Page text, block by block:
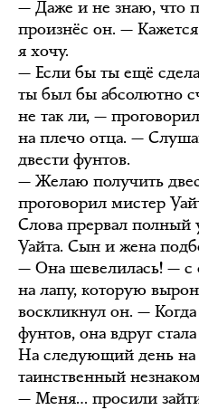
— Даже и не знаю, что
произнёс он. —
я хочу.
— Если бы ты ещё
ты был бы абсолютно
не так ли, —
на плечо отца. —
двести фунтов.
— Желаю получить
проговорил мистер
Слова прервал полный
Уайта. Сын и жена
— Она шевелилась! — с
на лапу, которую
воскликнул он. — Когда
фунтов, она вдруг
На следующий день на
таинственный
— Меня… просили